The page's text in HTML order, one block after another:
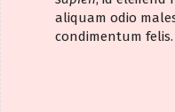
aliquam odio
condimentum